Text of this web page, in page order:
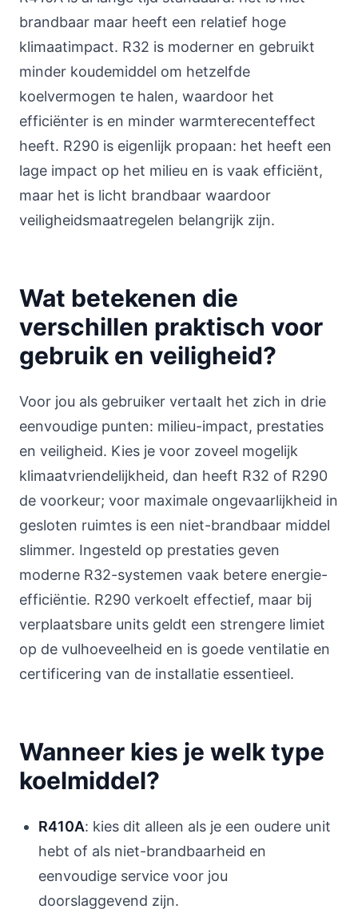
brandbaar maar heeft een relatief hoge
klimaatimpact. R32 is moderner en gebruikt
minder koudemiddel om hetzelfde
koelvermogen te halen, waardoor het
efficiënter is en minder warmterecenteffect
heeft. R290 is eigenlijk propaan: het heeft een
lage impact op het milieu en is vaak efficiënt,
maar het is licht brandbaar waardoor
veiligheidsmaatregelen belangrijk zijn.
Wat betekenen die
verschillen praktisch voor
gebruik en veiligheid?
Voor jou als gebruiker vertaalt het zich in drie
eenvoudige punten: milieu-impact, prestaties
en veiligheid. Kies je voor zoveel mogelijk
klimaatvriendelijkheid, dan heeft R32 of R290
de voorkeur; voor maximale ongevaarlijkheid in
gesloten ruimtes is een niet-brandbaar middel
slimmer. Ingesteld op prestaties geven
moderne R32-systemen vaak betere energie-
efficiëntie. R290 verkoelt effectief, maar bij
verplaatsbare units geldt een strengere limiet
op de vulhoeveelheid en is goede ventilatie en
certificering van de installatie essentieel.
Wanneer kies je welk type
koelmiddel?
R410A: kies dit alleen als je een oudere unit
hebt of als niet-brandbaarheid en
eenvoudige service voor jou
doorslaggevend zijn.